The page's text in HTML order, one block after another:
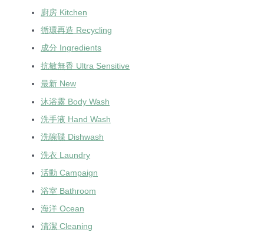
廚房 Kitchen
循環再造 Recycling
成分 Ingredients
抗敏無香 Ultra Sensitive
最新 New
沐浴露 Body Wash
洗手液 Hand Wash
洗碗碟 Dishwash
洗衣 Laundry
活動 Campaign
浴室 Bathroom
海洋 Ocean
清潔 Cleaning